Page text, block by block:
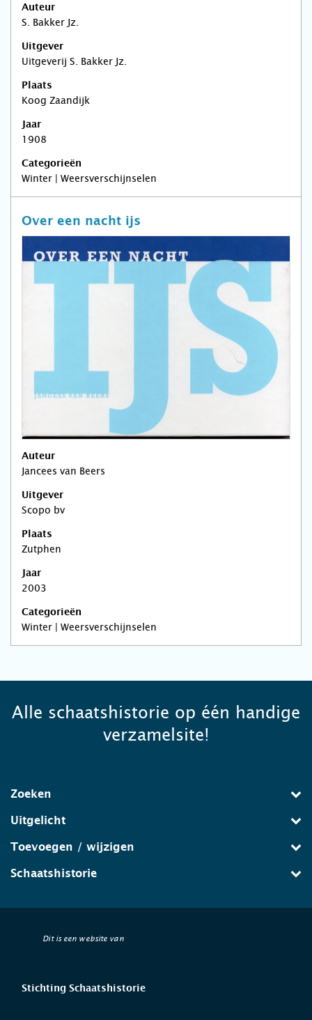
Auteur
S. Bakker Jz.
Uitgever
Uitgeverij S. Bakker Jz.
Plaats
Koog Zaandijk
Jaar
1908
Categorieën
Winter | Weersverschijnselen
Over een nacht ijs
Auteur
Jancees van Beers
Uitgever
Scopo bv
Plaats
Zutphen
Jaar
2003
Categorieën
Winter | Weersverschijnselen
Alle schaatshistorie op één handige
verzamelsite!
Zoeken
Uitgelicht
Toevoegen / wijzigen
Schaatshistorie
Dit is een website van
Stichting Schaatshistorie